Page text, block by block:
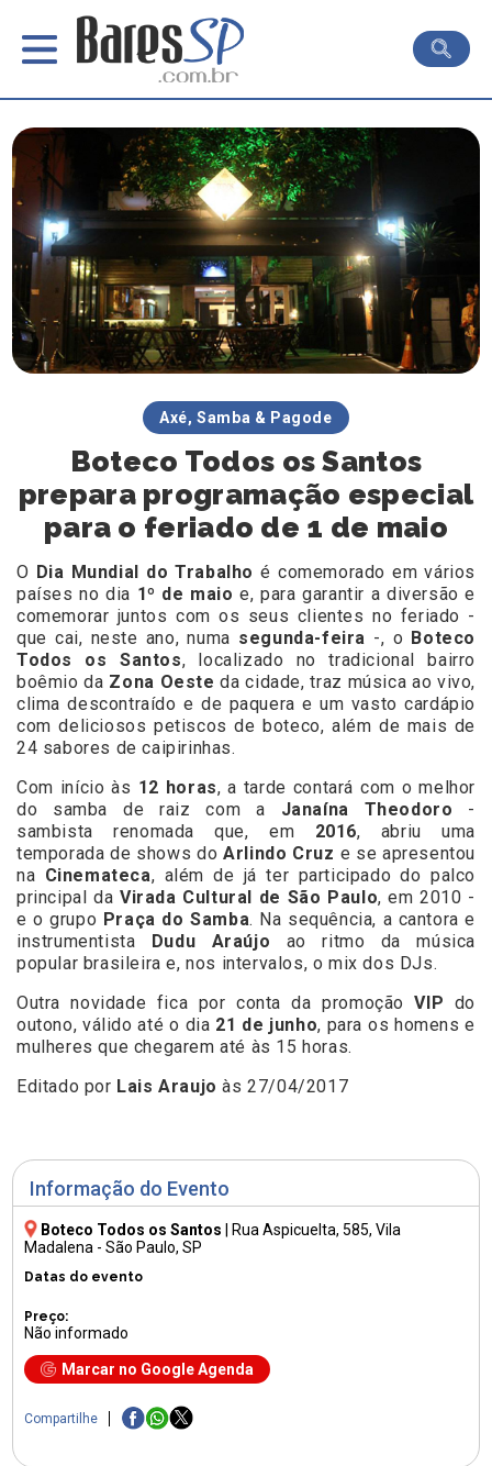
Informação do Evento
Boteco Todos os Santos Rua Aspicuelta, 585, Vila
Madalena - São Paulo, SP
Datas do evento
Preço:
Não informado
Marcar no Google Agenda
Compartilhe
Axé, Samba & Pagode
Boteco Todos os Santos
prepara programação especial
para o feriado de 1 de maio
O Dia Mundial do Trabalho é comemorado em vários
países no dia 1º de maioe, para garantir a diversão e
comemorar juntos com os seus clientes no feriado -
que cai, neste ano, numa segunda-feira -, o Boteco
Todos os Santos, localizado no tradicional bairro
boêmio da Zona Oeste da cidade, traz música ao vivo,
clima descontraído e de paquera e um vasto cardápio
com deliciosos petiscos de boteco, além de mais de
24 sabores de caipirinhas.
Com início às 12 horas, a tarde contará com o melhor
do samba de raiz com a Janaína Theodoro -
sambista renomada que, em 2016, abriu uma
temporada de shows doArlindo Cruz e se apresentou
na Cinemateca, além de já ter participado do palco
principal da Virada Cultural de São Paulo, em 2010 -
e o grupo Praça do Samba. Na sequência, a cantora e
instrumentista Dudu Araújo ao ritmo da música
popular brasileira e, nos intervalos, o mix dos DJs.
Outra novidade fica por conta da promoçãoVIP do
outono, válido até o dia 21 de junho, para os homens e
mulheres que chegarem até às 15 horas.
Editado por Lais Araujo às 27/04/2017